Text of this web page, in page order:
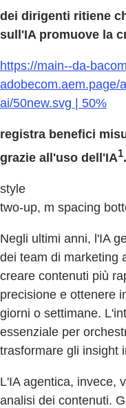
dei dirigenti ritiene
sull'IA promuove la
https://main--da-
adobecom.aem.page/
ai/50new.svg | 50%
registra benefici
grazie all'uso dell'IA1.
style
two-up, m spacing
Negli ultimi anni, l'IA
dei team di marketing
creare contenuti più
precisione e ottenere
giorni o settimane.
essenziale per
trasformare gli insight
L'IA agentica, invece,
analisi dei contenuti.